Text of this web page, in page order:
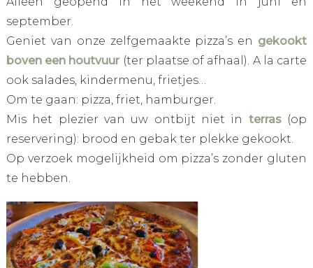
september.
Geniet van onze zelfgemaakte pizza’s en gekookt
boven een houtvuur (ter plaatse of afhaal). A la carte
ook salades, kindermenu, frietjes…
Om te gaan: pizza, friet, hamburger.
Mis het plezier van uw ontbijt niet in terras (op
reservering): brood en gebak ter plekke gekookt.
Op verzoek mogelijkheid om pizza’s zonder gluten
te hebben.